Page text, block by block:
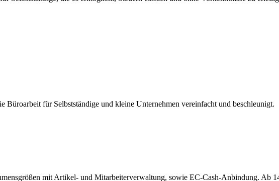
Büroarbeit für Selbstständige und kleine Unternehmen vereinfacht und beschleunigt.
mit Artikel- und Mitarbeiterverwaltung, sowie EC-Cash-Anbindung. Ab